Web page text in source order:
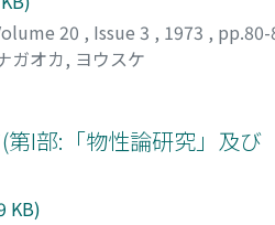
20 , Issue 3 , 1973 , pp.80-
ガオカ, ヨウスケ
I部:「物性論研究」及び
KB)